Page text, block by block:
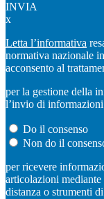
INVIA
x
Letta l’informativa
normativa nazionale
acconsento al
per la gestione della
l’invio di informazioni
Do il consenso
Non do il
per ricevere
articolazioni
distanza o strumenti